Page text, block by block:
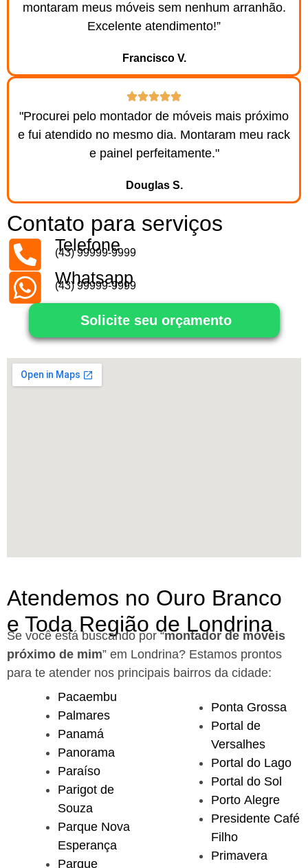
montaram meus móveis sem nenhum arranhão.
Excelente atendimento!”
Francisco V.
"Procurei pelo montador de móveis mais próximo
e fui atendido no mesmo dia. Montaram meu rack
e painel perfeitamente."
Douglas S.
Contato para serviços
Telefone
(43) 99999-9999
Whatsapp
(43) 99999-9999
Solicite seu orçamento
Atendemos no Ouro Branco
e Toda Região de Londrina
Se você está buscando por “montador de móveis
próximo de mim” em Londrina? Estamos prontos
para te atender nos principais bairros da cidade:
Pacaembu
Palmares
Panamá
Panorama
Paraíso
Parigot de
Souza
Parque Nova
Esperança
Parque
Ponta Grossa
Portal de
Versalhes
Portal do Lago
Portal do Sol
Porto Alegre
Presidente Café
Filho
Primavera